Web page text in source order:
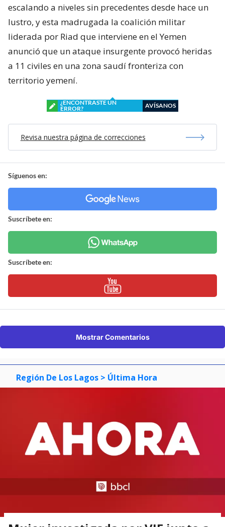
escalando a niveles sin precedentes desde hace un
lustro, y esta madrugada la coalición militar
liderada por Riad que interviene en el Yemen
anunció que un ataque insurgente provocó heridas
a 11 civiles en una zona saudí fronteriza con
territorio yemení.
¿ENCONTRASTE UN
ERROR?
AVÍSANOS
Revisa nuestra página de correcciones
Síguenos en:
Suscríbete en:
Suscríbete en:
Mostrar Comentarios
Región De Los Lagos > Última Hora